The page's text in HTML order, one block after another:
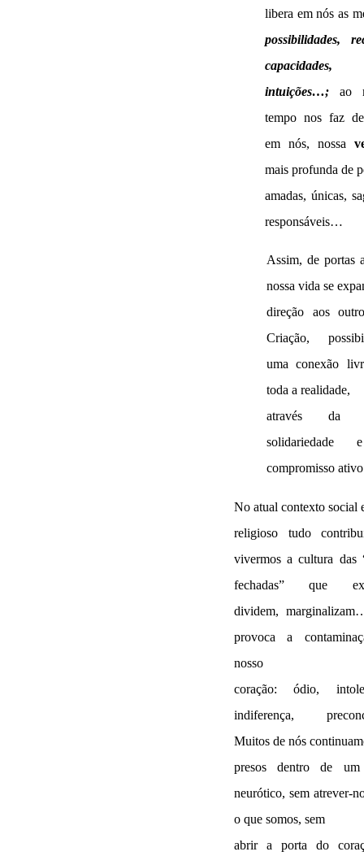
libera em nós as
possibilidades,
capacidades,
intuições…;ao
tempo nos faz
em nós, nossa
mais profunda de
amadas, únicas,
responsáveis…
Assim, de portas
nossa vida se
direção aos
Criação,
uma conexão
toda a realidade,
através da
compromisso
No atual contexto social
religioso tudo
vivermos a cultura das
fechadas” que
dividem,
provoca a
nosso
coração: ódio,
indiferença,
Muitos de nós
presos dentro de um
neurótico, sem atrever-
o que somos, sem
abrir a porta do